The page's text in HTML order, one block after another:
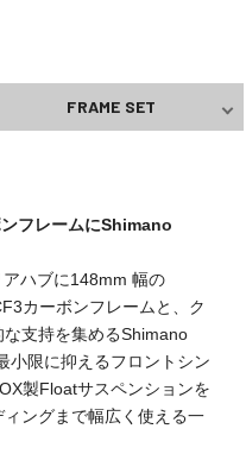
FRAME SET
フレームにShimano
ハブに148mm 幅の
カーボンフレームと、ク
支持を集めるShimano
小限に抑えるフロントシン
製Floatサスペンションを
ングまで幅広く使える一